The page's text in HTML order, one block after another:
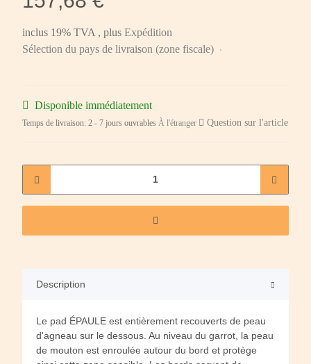
inclus 19% TVA , plus Expédition
Sélection du pays de livraison (zone fiscale)
Disponible immédiatement
Temps de livraison: 2 - 7 jours ouvrables À l'étranger Question sur l'article
Description
Le pad ÉPAULE est entièrement recouverts de peau
d'agneau sur le dessous. Au niveau du garrot, la peau
de mouton est enroulée autour du bord et protège